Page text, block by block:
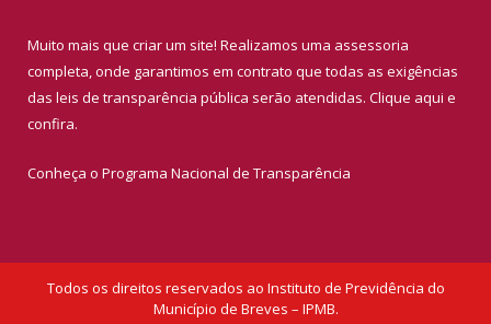
Muito mais que criar um site! Realizamos uma assessoria
completa, onde garantimos em contrato que todas as exigências
das leis de transparência pública serão atendidas. Clique aqui e
confira.
Conheça o Programa Nacional de Transparência
Todos os direitos reservados ao Instituto de Previdência do
Município de Breves – IPMB.